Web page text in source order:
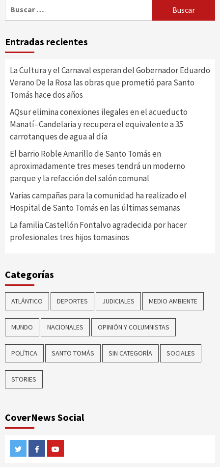
Entradas recientes
La Cultura y el Carnaval esperan del Gobernador Eduardo
Verano De la Rosa las obras que prometió para Santo
Tomás hace dos años
AQsur elimina conexiones ilegales en el acueducto
Manatí–Candelaria y recupera el equivalente a 35
carrotanques de agua al día
El barrio Roble Amarillo de Santo Tomás en
aproximadamente tres meses tendrá un moderno
parque y la refacción del salón comunal
Varias campañas para la comunidad ha realizado el
Hospital de Santo Tomás en las últimas semanas
La familia Castellón Fontalvo agradecida por hacer
profesionales tres hijos tomasinos
Categorías
ATLÁNTICO DEPORTES JUDICIALES MEDIO AMBIENTE
MUNDO NACIONALES OPINIÓN Y COLUMNISTAS
POLÍTICA SANTO TOMÁS SIN CATEGORÍA SOCIALES
STORIES
CoverNews Social
TwitterFacebook